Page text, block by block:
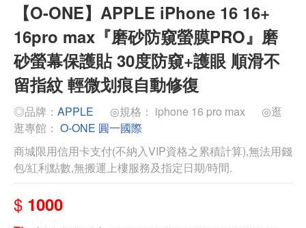
【O-ONE】APPLE iPhone 16 16+
16pro max『磨砂防窺螢膜PRO』磨
砂螢幕保護貼 30度防窺+護眼 順滑不
留指紋 輕微划痕自動修復
◎品牌： APPLE ◎規格： iphone 16 pro max
◎逛
逛專館： O-ONE 圓一國際
商城限用信用卡支付(不納入VIP資格之累積計算),無法用錢
包/紅利點數,無搬運上樓服務及指定日期/時間.
$ 1000